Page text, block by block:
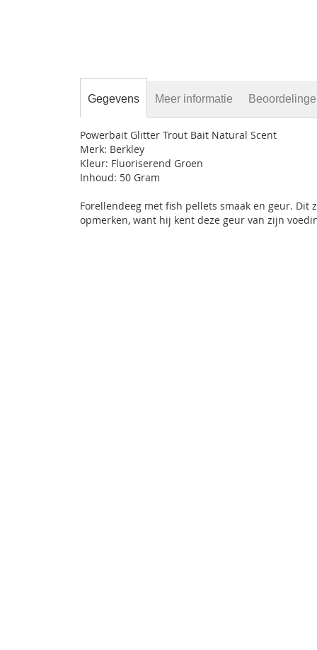
Gegevens
Powerbait Glitter Trout Bait Natural Scent
Merk: Berkley
Kleur: Fluoriserend Groen
Inhoud: 50 Gram
Forellendeeg met fish pellets smaak en geur.
opmerken, want hij kent deze geur van zijn
Meer informatie